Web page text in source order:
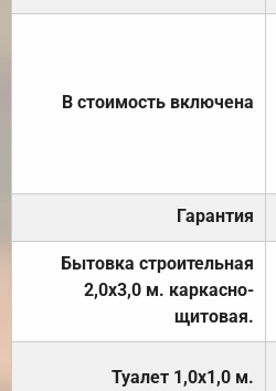
В стоимость включена
Гарантия
Бытовка строительная
2,0х3,0 м. каркасно-
щитовая.
Туалет 1,0х1,0 м.